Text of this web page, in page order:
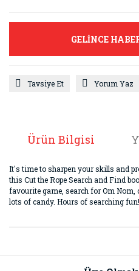
GELİNCE
Tavsiye Et Yorum Yaz
Ürün Bilgisi
It's time to sharpen your skills and
this Cut the Rope Search and Find
favourite game, search for Om Nom,
lots of candy. Hours of searching fun!
Görüş ve önerileriniz için